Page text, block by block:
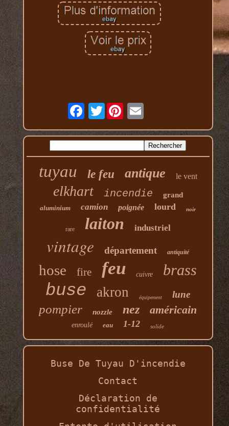
Twitter
tuyau le feu antique le vent
elkhart incendie grand
aluminium camion poignée lourd noir
rare laiton industriel
vintage département antiquité
hose fire feu cuivre brass
buse akron équipement lune
pompier nozzle nez américain
enroulé eau 1-12 solide
Buse De Tuyau D'incendie
Contact
Déclaration de
confidentialité